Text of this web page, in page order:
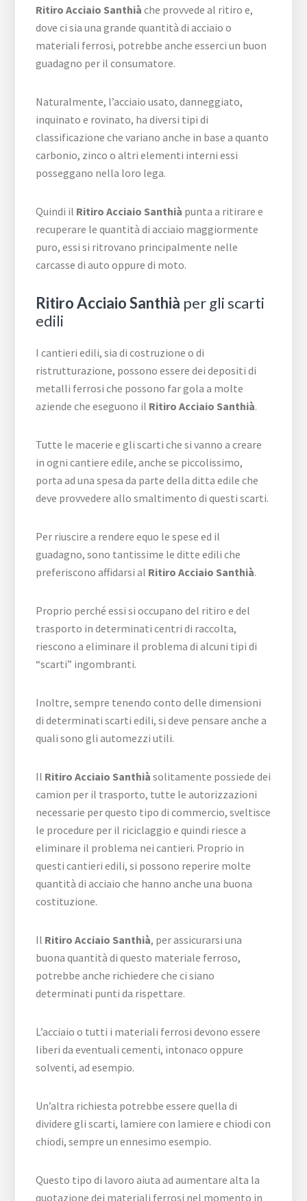
Ritiro Acciaio Santhià che provvede al ritiro e,
dove ci sia una grande quantità di acciaio o
materiali ferrosi, potrebbe anche esserci un buon
guadagno per il consumatore.
Naturalmente, l’acciaio usato, danneggiato,
inquinato e rovinato, ha diversi tipi di
classificazione che variano anche in base a quanto
carbonio, zinco o altri elementi interni essi
posseggano nella loro lega.
Quindi il Ritiro Acciaio Santhià punta a ritirare e
recuperare le quantità di acciaio maggiormente
puro, essi si ritrovano principalmente nelle
carcasse di auto oppure di moto.
Ritiro Acciaio Santhià per gli scarti
edili
I cantieri edili, sia di costruzione o di
ristrutturazione, possono essere dei depositi di
metalli ferrosi che possono far gola a molte
aziende che eseguono il Ritiro Acciaio Santhià.
Tutte le macerie e gli scarti che si vanno a creare
in ogni cantiere edile, anche se piccolissimo,
porta ad una spesa da parte della ditta edile che
deve provvedere allo smaltimento di questi scarti.
Per riuscire a rendere equo le spese ed il
guadagno, sono tantissime le ditte edili che
preferiscono affidarsi al Ritiro Acciaio Santhià.
Proprio perché essi si occupano del ritiro e del
trasporto in determinati centri di raccolta,
riescono a eliminare il problema di alcuni tipi di
“scarti” ingombranti.
Inoltre, sempre tenendo conto delle dimensioni
di determinati scarti edili, si deve pensare anche a
quali sono gli automezzi utili.
Il Ritiro Acciaio Santhià solitamente possiede dei
camion per il trasporto, tutte le autorizzazioni
necessarie per questo tipo di commercio, sveltisce
le procedure per il riciclaggio e quindi riesce a
eliminare il problema nei cantieri. Proprio in
questi cantieri edili, si possono reperire molte
quantità di acciaio che hanno anche una buona
costituzione.
Il Ritiro Acciaio Santhià, per assicurarsi una
buona quantità di questo materiale ferroso,
potrebbe anche richiedere che ci siano
determinati punti da rispettare.
L’acciaio o tutti i materiali ferrosi devono essere
liberi da eventuali cementi, intonaco oppure
solventi, ad esempio.
Un’altra richiesta potrebbe essere quella di
dividere gli scarti, lamiere con lamiere e chiodi con
chiodi, sempre un ennesimo esempio.
Questo tipo di lavoro aiuta ad aumentare alta la
quotazione dei materiali ferrosi nel momento in